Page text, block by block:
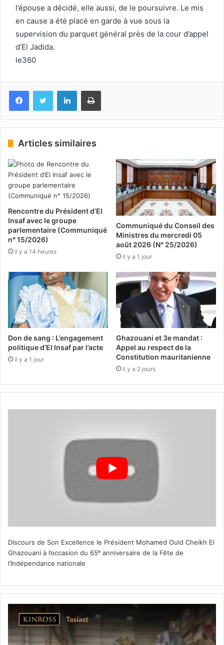
l’épouse a décidé, elle aussi, de le poursuivre. Le mis
en cause a été placé en garde à vue sous la
supervision du parquet général près de la cour d’appel
d’El Jadida.
le360
FacebookTwitter LinkedinImprimer
Articles similaires
Rencontre du Président d’El
Insaf avec le groupe
parlementaire (Communiqué
n° 15/2026)
il y a 14 heures
Communiqué du Conseil des
Ministres du mercredi 05
août 2026 (N° 25/2026)
il y a 1 jour
Don de sang : L’engagement
politique d’El Insaf par l’acte
il y a 1 jour
Ghazouani et 3e mandat :
Appel au respect de la
Constitution mauritanienne
il y a 2 jours
Discours de Son Excellence le Président Mohamed Ould Cheikh El
Ghazouani à l’occasion du 65ᵉ anniversaire de la Fête de
l’Indépendance nationale